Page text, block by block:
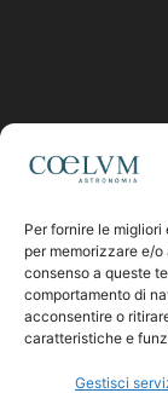
Per fornire le
per memorizzare e/
consenso a queste
comportamento di
acconsentire o
caratteristiche e
Gestisci